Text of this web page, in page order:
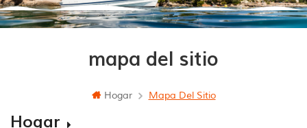
mapa del sitio
Hogar Mapa Del Sitio
Hogar